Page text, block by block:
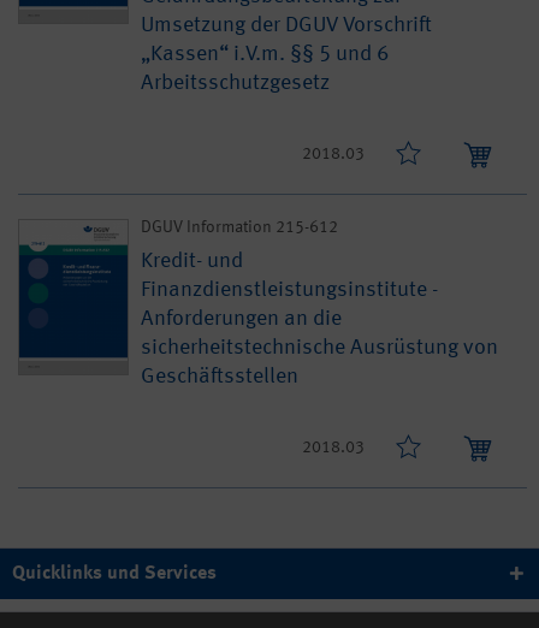
Umsetzung der DGUV Vorschrift
„Kassen“ i.V.m. §§ 5 und 6
Arbeitsschutzgesetz
2018.03
DGUV Information 215-612
Kredit- und
Finanzdienstleistungsinstitute -
Anforderungen an die
sicherheitstechnische Ausrüstung von
Geschäftsstellen
2018.03
Quicklinks und Services